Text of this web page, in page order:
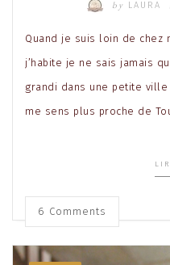
by LAURA
Quand je suis loin de chez
j’habite je ne sais jamais
grandi dans une petite
me sens plus proche de
6 Comments